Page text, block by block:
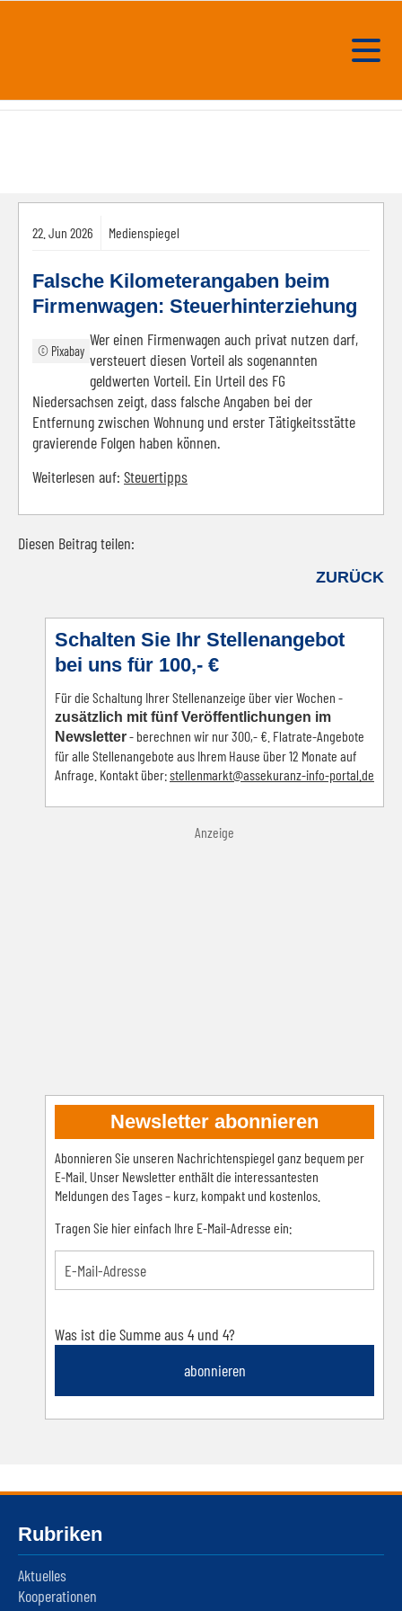
22. Jun 2026 Medienspiegel
Falsche Kilometerangaben beim
Firmenwagen: Steuerhinterziehung
© Pixabay
Wer einen Firmenwagen auch privat nutzen darf,
versteuert diesen Vorteil als sogenannten
geldwerten Vorteil. Ein Urteil des FG
Niedersachsen zeigt, dass falsche Angaben bei der
Entfernung zwischen Wohnung und erster Tätigkeitsstätte
gravierende Folgen haben können.
Weiterlesen auf: Steuertipps
Diesen Beitrag teilen:
ZURÜCK
Schalten Sie Ihr Stellenangebot
bei uns für 100,- €
Für die Schaltung Ihrer Stellenanzeige über vier Wochen -
zusätzlich mit fünf Veröffentlichungen im
Newsletter- berechnen wir nur 300,- €. Flatrate-Angebote
für alle Stellenangebote aus Ihrem Hause über 12 Monate auf
Anfrage. Kontakt über:stellenmarkt@assekuranz-info-portal.de
Anzeige
Newsletter abonnieren
Abonnieren Sie unseren Nachrichtenspiegel ganz bequem per
E-Mail. Unser Newsletter enthält die interessantesten
Meldungen des Tages – kurz, kompakt und kostenlos.
Tragen Sie hier einfach Ihre E-Mail-Adresse ein:
Was ist die Summe aus 4 und 4?
abonnieren
Rubriken
Aktuelles
Kooperationen